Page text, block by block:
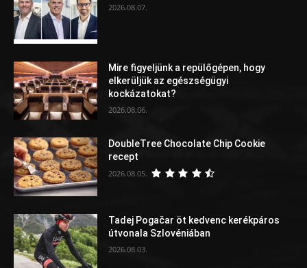
2026.08.07.
Mire figyeljünk a repülőgépen, hogy
elkerüljük az egészségügyi
kockázatokat?
2026.08.06.
DoubleTree Chocolate Chip Cookie
recept
2026.08.05.
Tadej Pogačar öt kedvenc kerékpáros
útvonala Szlovéniában
2026.08.03.